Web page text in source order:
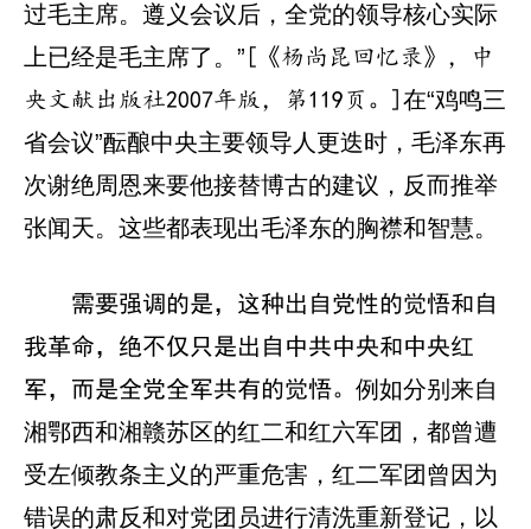
过毛主席。遵义会议后，全党的领导核心实际
上已经是毛主席了。” [《杨尚昆回忆录》，中
央文献出版社2007年版，第119页。] 在“鸡鸣三
省会议”酝酿中央主要领导人更迭时，毛泽东再
次谢绝周恩来要他接替博古的建议，反而推举
张闻天。这些都表现出毛泽东的胸襟和智慧。
需要强调的是，这种出自党性的觉悟和自
我革命，绝不仅只是出自中共中央和中央红
军，而是全党全军共有的觉悟。 例如分别来自
湘鄂西和湘赣苏区的红二和红六军团，都曾遭
受左倾教条主义的严重危害，红二军团曾因为
错误的肃反和对党团员进行清洗重新登记，以